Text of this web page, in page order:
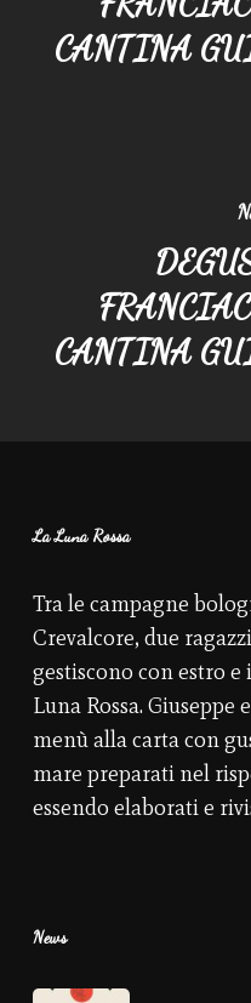
CANTINA
CANTINA
La Luna Rossa
Tra le campagne
Crevalcore, due
gestiscono con estro
Luna Rossa.
menù alla carta con
mare preparati nel
essendo elaborati e
News